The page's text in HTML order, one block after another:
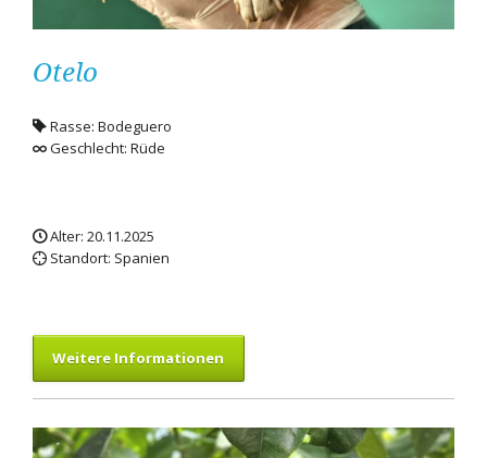
Otelo
Rasse: Bodeguero
Geschlecht: Rüde
Alter: 20.11.2025
Standort: Spanien
Weitere Informationen